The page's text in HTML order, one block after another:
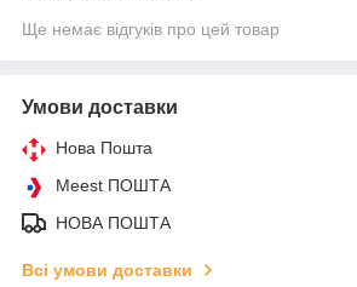
Ще немає відгуків про цей товар
Умови доставки
Нова Пошта
Meest ПОШТА
НОВА ПОШТА
Всі умови доставки